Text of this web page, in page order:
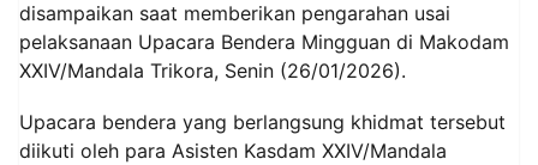
disampaikan saat memberikan pengarahan usai
pelaksanaan Upacara Bendera Mingguan di Makodam
XXIV/Mandala Trikora, Senin (26/01/2026).
Upacara bendera yang berlangsung khidmat tersebut
diikuti oleh para Asisten Kasdam XXIV/Mandala